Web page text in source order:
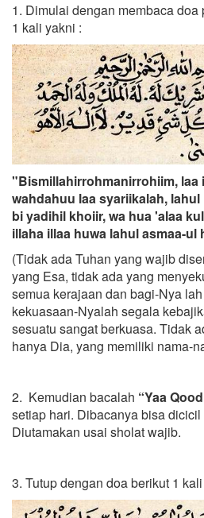
1. Dimulai dengan membaca
1 kali yakni :
"Bismillahirrohmanirrohiim, laa
wahdahuu laa syariikalah,
bi yadihil khoiir, wa hua 'alaa
illaha illaa huwa lahul asmaa-ul
(Tidak ada Tuhan yang wajib
yang Esa, tidak ada yang
semua kerajaan dan bagi-Nya
kekuasaan-Nyalah segala
sesuatu sangat berkuasa. Tidak
hanya Dia, yang memiliki nama-
2. Kemudian bacalah “Yaa
setiap hari. Dibacanya bisa
Diutamakan usai sholat wajib.
3. Tutup dengan doa berikut 1